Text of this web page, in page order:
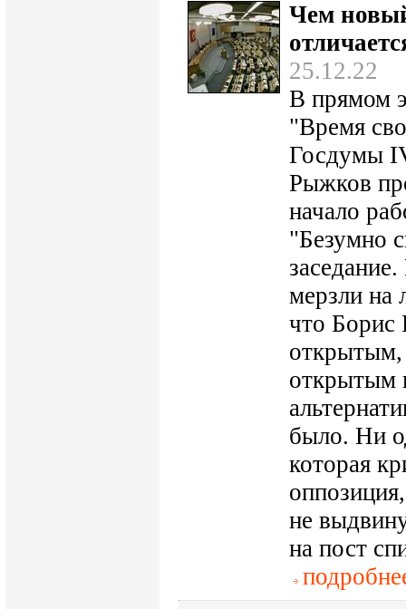
Чем
25.12.22
В прямом
"Время
Госдумы
Рыжков
начало
"Безумно
мерзли на
что Борис
открытым
было. Ни
которая
не
на пост